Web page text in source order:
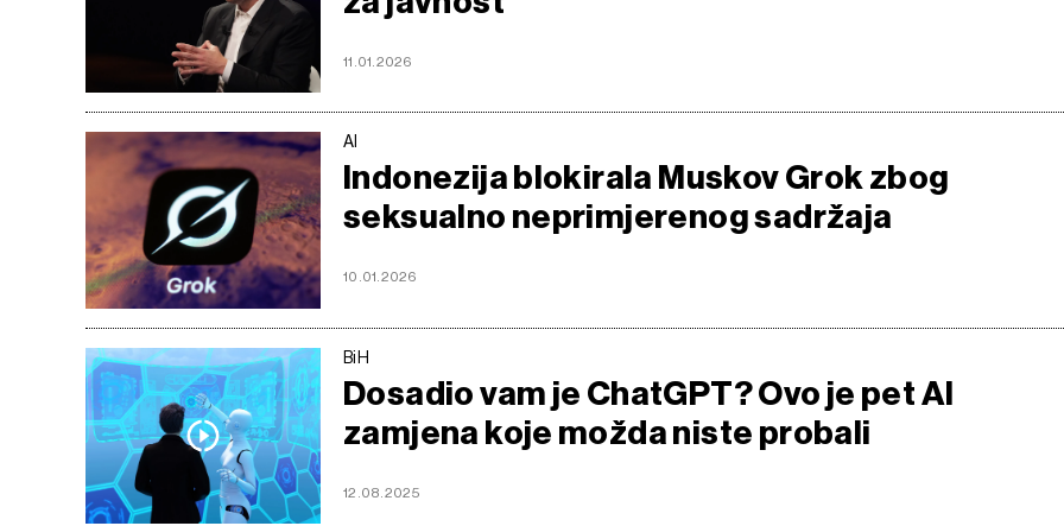
11.01.2026
AI
Indonezija blokirala Muskov Grok zbog
seksualno neprimjerenog sadržaja
10.01.2026
BiH
Dosadio vam je ChatGPT? Ovo je pet AI
zamjena koje možda niste probali
12.08.2025